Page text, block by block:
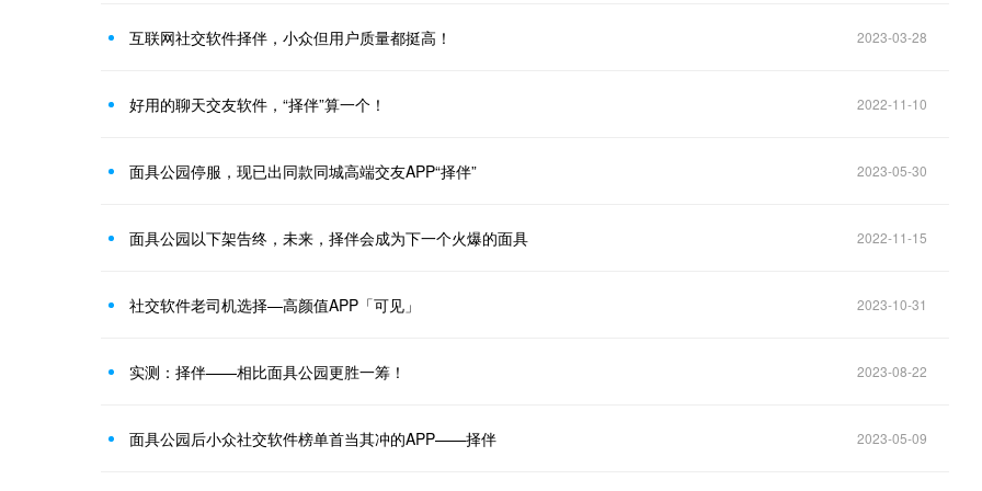
互联网社交软件择伴，小众但用户质量都挺高！ 2023-03-28
好用的聊天交友软件，“择伴”算一个！ 2022-11-10
面具公园停服，现已出同款同城高端交友APP“择伴” 2023-05-30
面具公园以下架告终，未来，择伴会成为下一个火爆的面具 2022-11-15
社交软件老司机选择—高颜值APP「可见」 2023-10-31
实测：择伴——相比面具公园更胜一筹！ 2023-08-22
面具公园后小众社交软件榜单首当其冲的APP——择伴 2023-05-09